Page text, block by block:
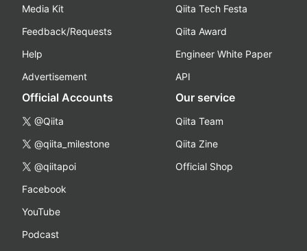
Media Kit
Feedback/Requests
Help
Advertisement
Qiita Tech Festa
Qiita Award
Engineer White Paper
API
Official Accounts
@Qiita
@qiita_milestone
@qiitapoi
Facebook
YouTube
Podcast
Our service
Qiita Team
Qiita Zine
Official Shop